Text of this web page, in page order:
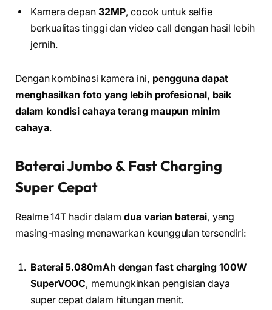
Kamera depan 32MP, cocok untuk selfie
berkualitas tinggi dan video call dengan hasil lebih
jernih.
Dengan kombinasi kamera ini, pengguna dapat
menghasilkan foto yang lebih profesional, baik
dalam kondisi cahaya terang maupun minim
cahaya.
Baterai Jumbo & Fast Charging
Super Cepat
Realme 14T hadir dalamdua varian baterai, yang
masing-masing menawarkan keunggulan tersendiri:
Baterai 5.080mAh dengan fast charging 100W
SuperVOOC, memungkinkan pengisian daya
super cepat dalam hitungan menit.